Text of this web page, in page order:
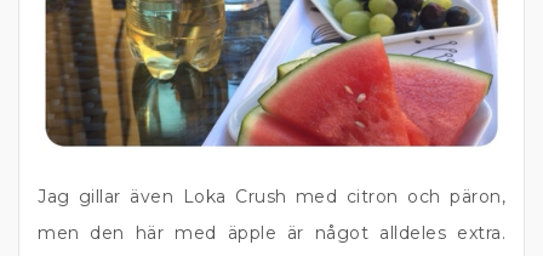
Jag gillar även Loka Crush med citron och päron,
men den här med äpple är något alldeles extra.